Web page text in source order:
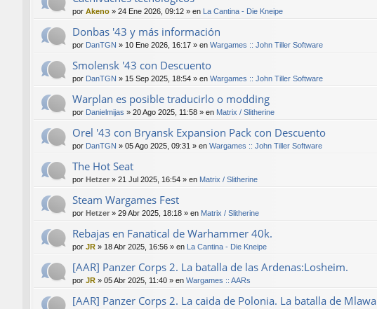
por Akeno » 24 Ene 2026, 09:12 » en La Cantina - Die Kneipe
Donbas '43 y más información
por DanTGN » 10 Ene 2026, 16:17 » en Wargames :: John Tiller Software
Smolensk '43 con Descuento
por DanTGN » 15 Sep 2025, 18:54 » en Wargames :: John Tiller Software
Warplan es posible traducirlo o modding
por Danielmijas » 20 Ago 2025, 11:58 » en Matrix / Slitherine
Orel '43 con Bryansk Expansion Pack con Descuento
por DanTGN » 05 Ago 2025, 09:31 » en Wargames :: John Tiller Software
The Hot Seat
por Hetzer » 21 Jul 2025, 16:54 » en Matrix / Slitherine
Steam Wargames Fest
por Hetzer » 29 Abr 2025, 18:18 » en Matrix / Slitherine
Rebajas en Fanatical de Warhammer 40k.
por JR » 18 Abr 2025, 16:56 » en La Cantina - Die Kneipe
[AAR] Panzer Corps 2. La batalla de las Ardenas:Losheim.
por JR » 05 Abr 2025, 11:40 » en Wargames :: AARs
[AAR] Panzer Corps 2. La caida de Polonia. La batalla de Mlawa